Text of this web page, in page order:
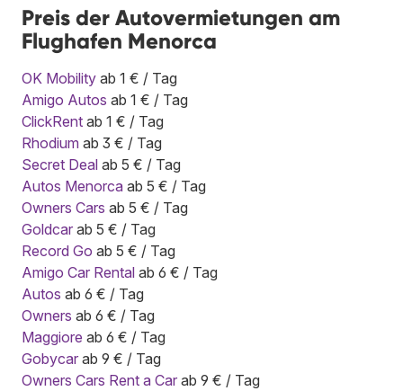
Preis der Autovermietungen am
Flughafen Menorca
OK Mobility ab 1 € / Tag
Amigo Autos ab 1 € / Tag
ClickRent ab 1 € / Tag
Rhodium ab 3 € / Tag
Secret Deal ab 5 € / Tag
Autos Menorca ab 5 € / Tag
Owners Cars ab 5 € / Tag
Goldcar ab 5 € / Tag
Record Go ab 5 € / Tag
Amigo Car Rental ab 6 € / Tag
Autos ab 6 € / Tag
Owners ab 6 € / Tag
Maggiore ab 6 € / Tag
Gobycar ab 9 € / Tag
Owners Cars Rent a Car ab 9 € / Tag